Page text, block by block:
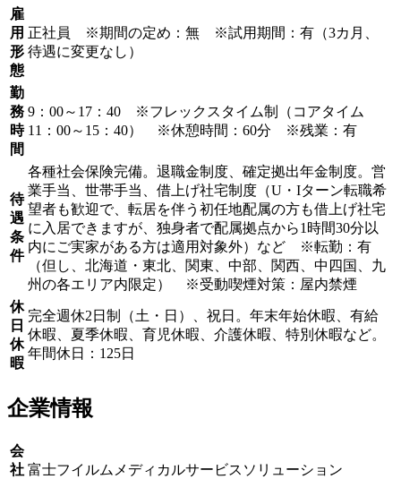
雇
用
形
態
正社員 ※期間の定め：無 ※試用期間：有（3カ月、
待遇に変更なし）
勤
務
時
間
9：00～17：40 ※フレックスタイム制（コアタイム
11：00～15：40） ※休憩時間：60分 ※残業：有
待
遇
条
件
各種社会保険完備。退職金制度、確定拠出年金制度。営
業手当、世帯手当、借上げ社宅制度（U・Iターン転職希
望者も歓迎で、転居を伴う初任地配属の方も借上げ社宅
に入居できますが、独身者で配属拠点から1時間30分以
内にご実家がある方は適用対象外）など ※転勤：有
（但し、北海道・東北、関東、中部、関西、中四国、九
州の各エリア内限定） ※受動喫煙対策：屋内禁煙
休
日
休
暇
完全週休2日制（土・日）、祝日。年末年始休暇、有給
休暇、夏季休暇、育児休暇、介護休暇、特別休暇など。
年間休日：125日
企業情報
会
社 富士フイルムメディカルサービスソリューション